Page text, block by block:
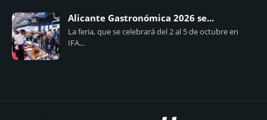
Alicante Gastronómica 2026 se...
La feria, que se celebrará del 2 al 5 de octubre en
IFA...